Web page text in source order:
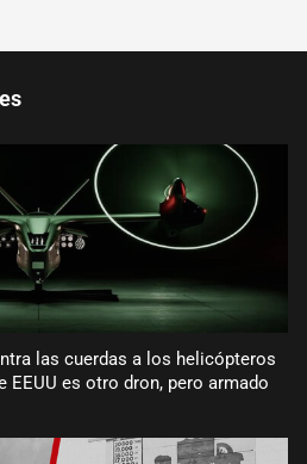
las cuerdas a los helicópteros
EEUU es otro dron, pero armado